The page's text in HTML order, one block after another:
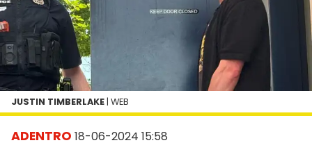
ADENTRO 18-06-2024 15:58
JUSTIN TIMBERLAKE | WEB